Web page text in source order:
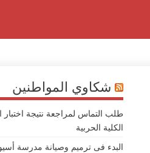
شكاوي المواطنين
طلب التماس لمراجعة نتيجة
الكلية الحربية
البدء فى ترميم وصيانة مدرسة